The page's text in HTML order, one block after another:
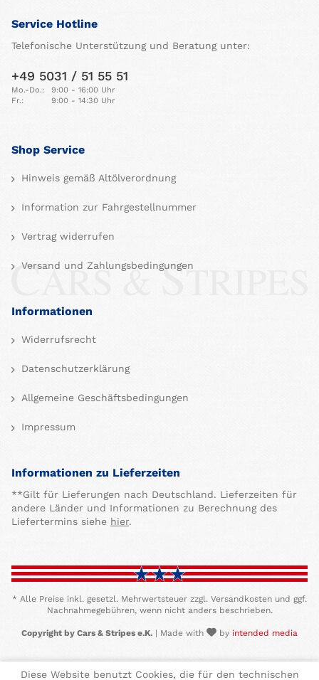
Service Hotline
Telefonische Unterstützung und Beratung unter:
+49 5031 / 51 55 51
Mo.-Do.:
9:00 - 16:00 Uhr
Fr.:
9:00 - 14:30 Uhr
Shop Service
Hinweis gemäß Altölverordnung
Information zur Fahrgestellnummer
Vertrag widerrufen
Versand und Zahlungsbedingungen
Informationen
Widerrufsrecht
Datenschutzerklärung
Allgemeine Geschäftsbedingungen
Impressum
Informationen zu Lieferzeiten
**Gilt für Lieferungen nach Deutschland. Lieferzeiten für
andere Länder und Informationen zu Berechnung des
Liefertermins siehe hier.
* Alle Preise inkl. gesetzl. Mehrwertsteuer zzgl. Versandkosten und ggf.
Nachnahmegebühren, wenn nicht anders beschrieben.
Copyright by Cars & Stripes e.K. | Made with by intended media
Diese Website benutzt Cookies, die für den technischen